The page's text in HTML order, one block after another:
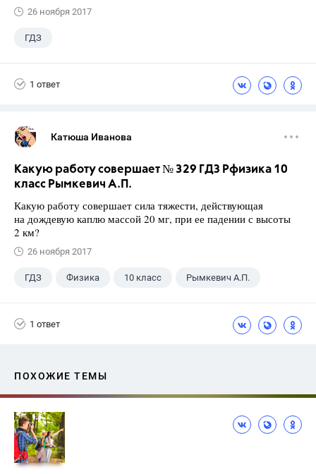
26 ноября 2017
ГДЗ
1 ответ
Катюша Иванова
Какую работу совершает № 329 ГДЗ Рфизика 10
класс Рымкевич А.П.
Какую работу совершает сила тяжести, действующая
на дождевую каплю массой 20 мг, при ее падении с высоты
2 км?
26 ноября 2017
ГДЗ Физика 10 класс Рымкевич А.П.
1 ответ
ПОХОЖИЕ ТЕМЫ